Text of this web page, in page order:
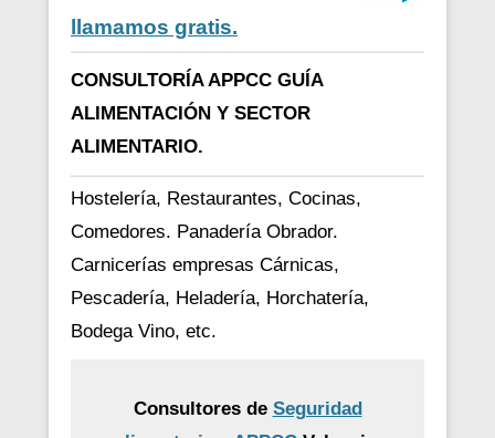
llamamos gratis.
CONSULTORÍA APPCC GUÍA
ALIMENTACIÓN Y SECTOR
ALIMENTARIO.
Hostelería, Restaurantes, Cocinas,
Comedores. Panadería Obrador.
Carnicerías empresas Cárnicas,
Pescadería, Heladería, Horchatería,
Bodega Vino, etc.
Consultores de Seguridad